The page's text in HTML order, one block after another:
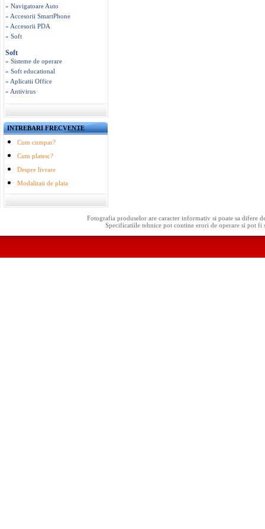
» Navigatoare Auto
» Accesorii SmartPhone
» Accesorii PDA
» Soft
Soft
» Sisteme de operare
» Soft educational
» Aplicatii Office
» Antivirus
INTREBARI FRECVENTE
Cum cumpar?
Cum platesc?
Despre livrare
Modalitati de plata
Fotografia produselor are caracter informativ si poate sa difere
Specificatiile tehnice pot contine erori de operare si pot